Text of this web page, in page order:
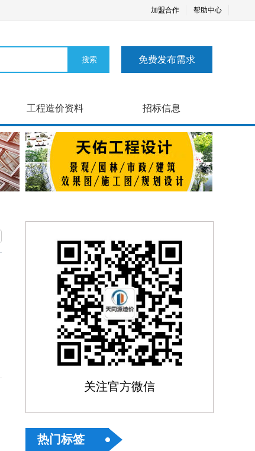
加盟合作 帮助中心
免费发布需求
工程造价资料 招标信息
关注官方微信
热门标签